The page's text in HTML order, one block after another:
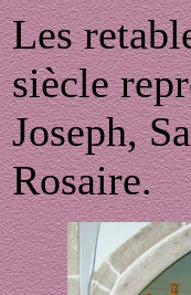
Les
siècle
Joseph,
Rosaire.